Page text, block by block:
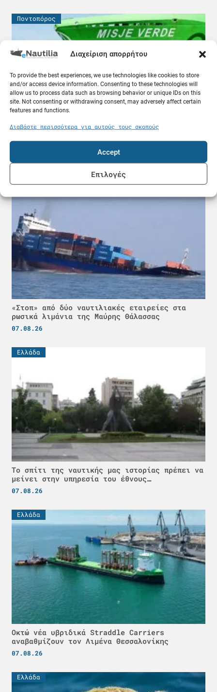
Διαχείριση απορρήτου
To provide the best experiences, we use technologies like cookies to store
and/or access device information. Consenting to these technologies will
allow us to process data such as browsing behavior or unique IDs on this
site. Not consenting or withdrawing consent, may adversely affect certain
features and functions.
Διαβάστε περισσότερα για αυτούς τους σκοπούς
Accept
Επιλογές
Ποντοπόρος
08.08.26
«Στοπ» από δύο ναυτιλιακές εταιρείες στα
ρωσικά λιμάνια της Μαύρης Θάλασσας
07.08.26
Ελλάδα
Το σπίτι της ναυτικής μας ιστορίας πρέπει να
μείνει στην υπηρεσία του έθνους…
07.08.26
Ελλάδα
Οκτώ νέα υβριδικά Straddle Carriers
αναβαθμίζουν τον Λιμένα Θεσσαλονίκης
07.08.26
Ελλάδα